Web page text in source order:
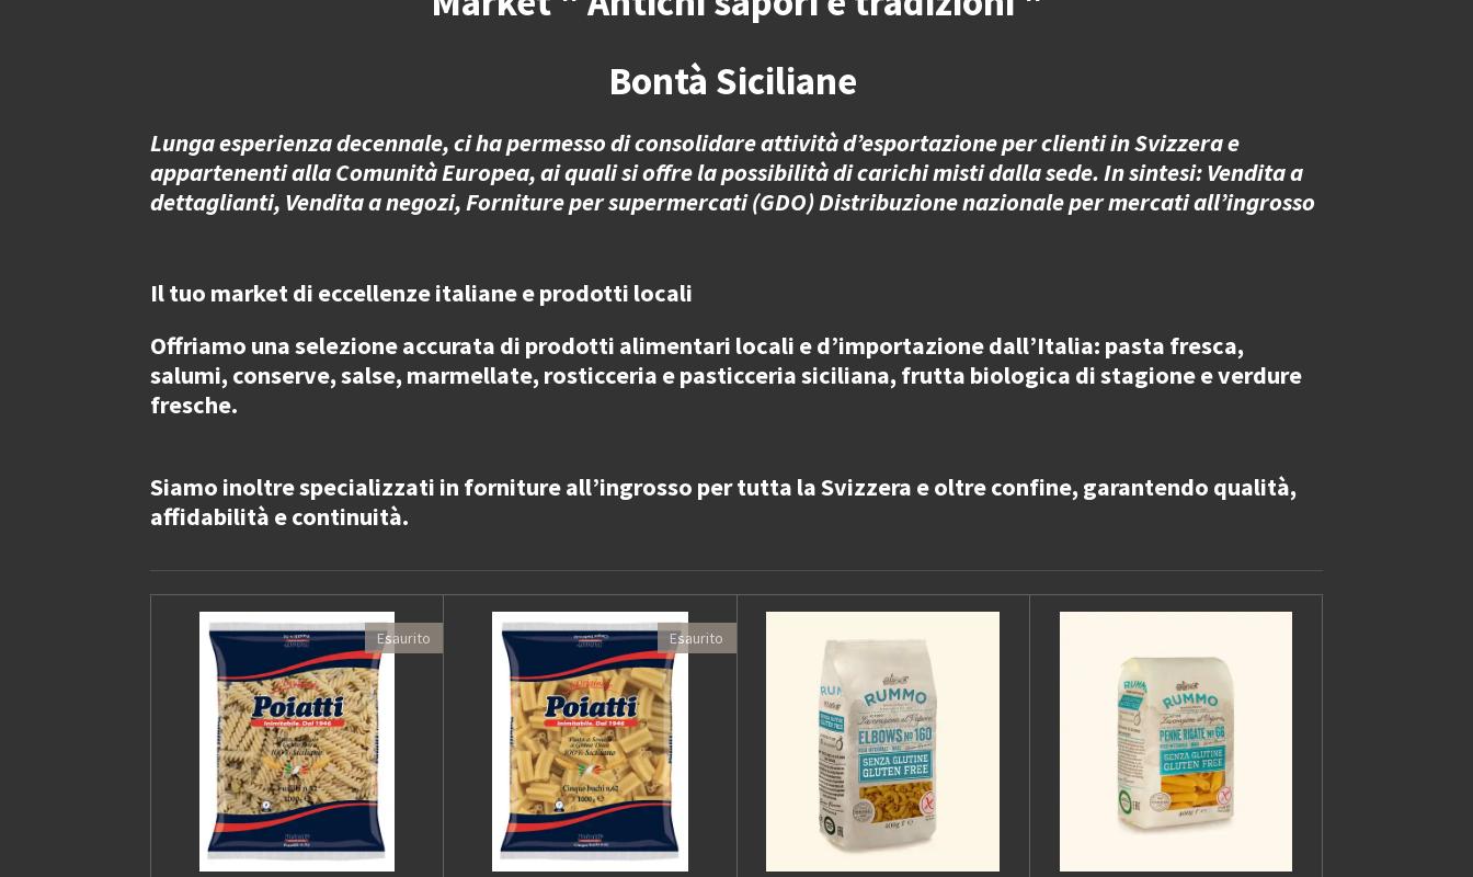
Bontà Siciliane
Lunga esperienza decennale, ci ha permesso di consolidare attività d’esportazione per clienti in Svizzera e
appartenenti alla Comunità Europea, ai quali si offre la possibilità di carichi misti dalla sede. In sintesi: Vendita a
dettaglianti, Vendita a negozi, Forniture per supermercati (GDO) Distribuzione nazionale per mercati all’ingrosso
Il tuo market di eccellenze italiane e prodotti locali
Offriamo una selezione accurata di prodotti alimentari locali e d’importazione dall’Italia: pasta fresca,
salumi, conserve, salse, marmellate, rosticceria e pasticceria siciliana, frutta biologica di stagione e verdure
fresche.
Siamo inoltre specializzati in forniture all’ingrosso pertutta la Svizzera e oltre confine, garantendo qualità,
affidabilità e continuità.
Esaurito Esaurito